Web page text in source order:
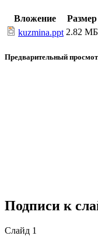
Вложение
Размер
kuzmina.ppt 2.82 МБ
Предварительный
Подписи к
Слайд 1